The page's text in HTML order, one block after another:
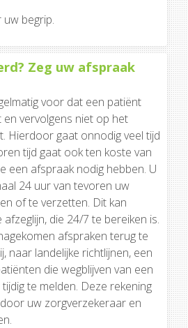
begrip.
Zeg uw afspraak
voor dat een patiënt
vervolgens niet op het
Hierdoor gaat onnodig veel tijd
tijd gaat ook ten koste van
een afspraak nodig hebben. U
24 uur van tevoren uw
of te verzetten. Dit kan
die 24/7 te bereiken is.
afspraken terug te
naar landelijke richtlijnen, een
die wegblijven van een
te melden. Deze rekening
uw zorgverzekeraar en